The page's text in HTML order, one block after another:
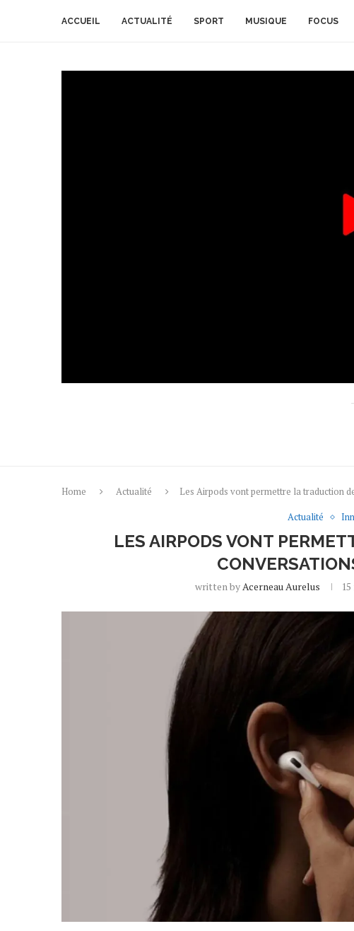
ACCUEIL ACTUALITÉ SPORT MUSIQUE FOCUS
Home Actualité
Les Airpods vont permettre la traduction
Actualité
LES AIRPODS VONT
written byAcerneau Aurelus